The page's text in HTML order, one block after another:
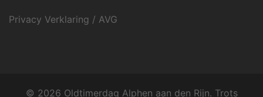
Privacy Verklaring / AVG
© 2026 Oldtimerdag Alphen aan den Rijn. Trots